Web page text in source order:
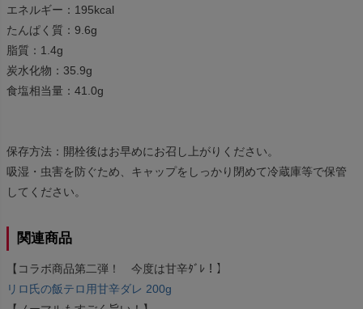
エネルギー：195kcal
たんぱく質：9.6g
脂質：1.4g
炭水化物：35.9g
食塩相当量：41.0g
保存方法：開栓後はお早めにお召し上がりください。
吸湿・虫害を防ぐため、キャップをしっかり閉めて冷蔵庫等で保管
してください。
関連商品
【コラボ商品第二弾！ 今度は甘辛ﾀﾞﾚ！】
リロ氏の飯テロ用甘辛ダレ 200g